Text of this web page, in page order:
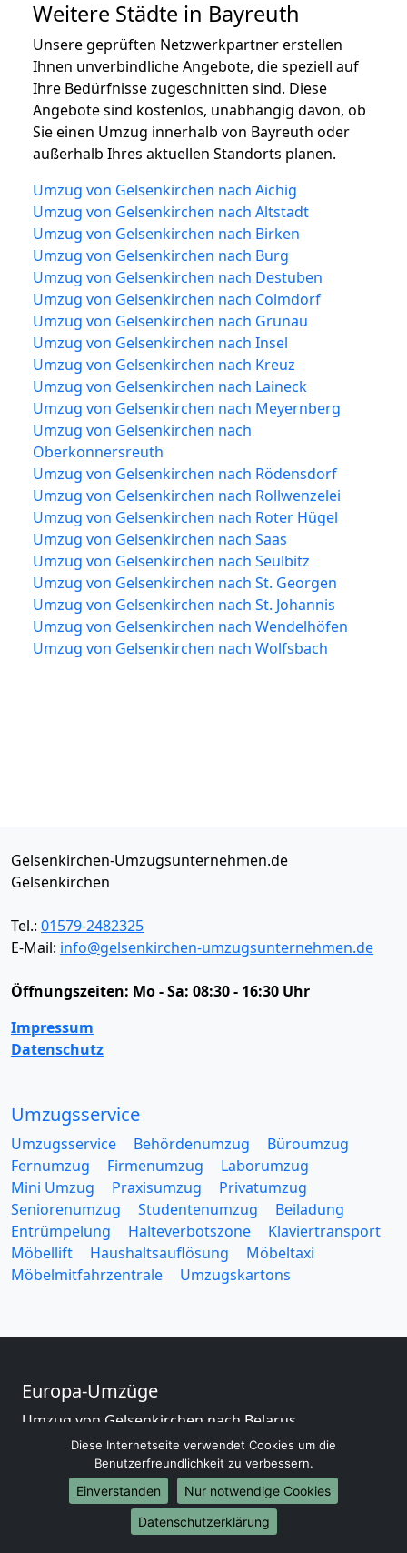
Weitere Städte in Bayreuth
Unsere geprüften Netzwerkpartner erstellen
Ihnen unverbindliche Angebote, die speziell auf
Ihre Bedürfnisse zugeschnitten sind. Diese
Angebote sind kostenlos, unabhängig davon, ob
Sie einen Umzug innerhalb von Bayreuth oder
außerhalb Ihres aktuellen Standorts planen.
Umzug von Gelsenkirchen nach Aichig
Umzug von Gelsenkirchen nach Altstadt
Umzug von Gelsenkirchen nach Birken
Umzug von Gelsenkirchen nach Burg
Umzug von Gelsenkirchen nach Destuben
Umzug von Gelsenkirchen nach Colmdorf
Umzug von Gelsenkirchen nach Grunau
Umzug von Gelsenkirchen nach Insel
Umzug von Gelsenkirchen nach Kreuz
Umzug von Gelsenkirchen nach Laineck
Umzug von Gelsenkirchen nach Meyernberg
Umzug von Gelsenkirchen nach
Oberkonnersreuth
Umzug von Gelsenkirchen nach Rödensdorf
Umzug von Gelsenkirchen nach Rollwenzelei
Umzug von Gelsenkirchen nach Roter Hügel
Umzug von Gelsenkirchen nach Saas
Umzug von Gelsenkirchen nach Seulbitz
Umzug von Gelsenkirchen nach St. Georgen
Umzug von Gelsenkirchen nach St. Johannis
Umzug von Gelsenkirchen nach Wendelhöfen
Umzug von Gelsenkirchen nach Wolfsbach
Gelsenkirchen-Umzugsunternehmen.de
Gelsenkirchen
Tel.: 01579-2482325
E-Mail: info@gelsenkirchen-umzugsunternehmen.de
Öffnungszeiten: Mo - Sa: 08:30 - 16:30 Uhr
Impressum
Datenschutz
Umzugsservice
Umzugsservice Behördenumzug
Büroumzug
Fernumzug
Firmenumzug
Laborumzug
Mini Umzug
Praxisumzug
Privatumzug
Seniorenumzug
Studentenumzug
Beiladung
Entrümpelung
Halteverbotszone
Klaviertransport
Möbellift
Haushaltsauflösung
Möbeltaxi
Möbelmitfahrzentrale
Umzugskartons
Europa-Umzüge
Umzug von Gelsenkirchen nach Belarus
Umzug von Gelsenkirchen nach Belgien
Umzug von Gelsenkirchen nach Bulgarien
Umzug von Gelsenkirchen nach Dänemark
Umzug von Gelsenkirchen nach England
Umzug von Gelsenkirchen nach Portugal
Diese Internetseite verwendet Cookies um die
Benutzerfreundlichkeit zu verbessern.
Einverstanden
Nur notwendige Cookies
Datenschutzerklärung